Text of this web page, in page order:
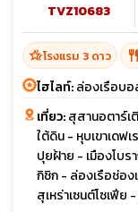
TVZ10683
hotel_classโรงแรม 3 ดาว restaurant
ไฮไลท์:ล่องเรือบ
เที่ยว:สุสานอตาร์เ
ใต้ดิน - หุบเขาเดฟ
ปุยฝ้าย - เมืองโบร
กิชิก - ล่องเรือช่อ
สุเหร่าเซนต์โซเฟี